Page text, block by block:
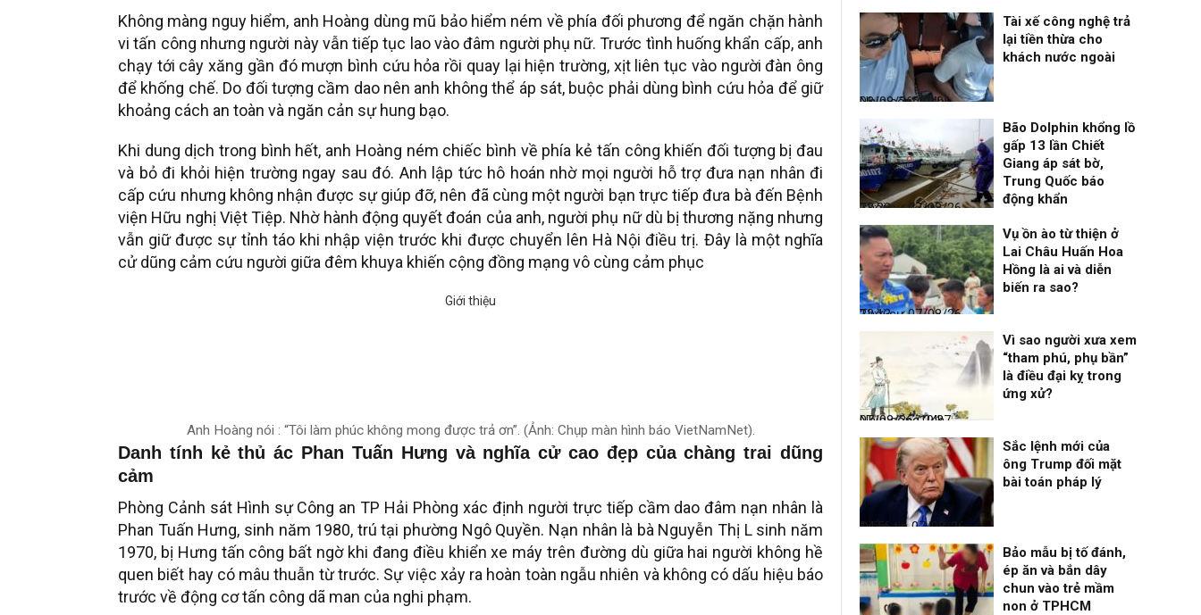
Không màng nguy hiểm, anh Hoàng dùng mũ bảo hiểm ném về phía đối phương để ngăn chặn hành
vi tấn công nhưng người này vẫn tiếp tục lao vào đâm người phụ nữ. Trước tình huống khẩn cấp, anh
chạy tới cây xăng gần đó mượn bình cứu hỏa rồi quay lại hiện trường, xịt liên tục vào người đàn ông
để khống chế. Do đối tượng cầm dao nên anh không thể áp sát, buộc phải dùng bình cứu hỏa để giữ
khoảng cách an toàn và ngăn cản sự hung bạo.
Khi dung dịch trong bình hết, anh Hoàng ném chiếc bình về phía kẻ tấn công khiến đối tượng bị đau
và bỏ đi khỏi hiện trường ngay sau đó. Anh lập tức hô hoán nhờ mọi người hỗ trợ đưa nạn nhân đi
cấp cứu nhưng không nhận được sự giúp đỡ, nên đã cùng một người bạn trực tiếp đưa bà đến Bệnh
viện Hữu nghị Việt Tiệp. Nhờ hành động quyết đoán của anh, người phụ nữ dù bị thương nặng nhưng
vẫn giữ được sự tỉnh táo khi nhập viện trước khi được chuyển lên Hà Nội điều trị. Đây là một nghĩa
cử dũng cảm cứu người giữa đêm khuya khiến cộng đồng mạng vô cùng cảm phục
Anh Hoàng nói : “Tôi làm phúc không mong được trả ơn”. (Ảnh: Chụp màn hình báo VietNamNet).
Danh tính kẻ thủ ác Phan Tuấn Hưng và nghĩa cử cao đẹp của chàng trai dũng
cảm
Phòng Cảnh sát Hình sự Công an TP Hải Phòng xác định người trực tiếp cầm dao đâm nạn nhân là
Phan Tuấn Hưng, sinh năm 1980, trú tại phường Ngô Quyền. Nạn nhân là bà Nguyễn Thị L sinh năm
1970, bị Hưng tấn công bất ngờ khi đang điều khiển xe máy trên đường dù giữa hai người không hề
quen biết hay có mâu thuẫn từ trước. Sự việc xảy ra hoàn toàn ngẫu nhiên và không có dấu hiệu báo
trước về động cơ tấn công dã man của nghi phạm.
Nhịp sống 24h
08/08/26, 09:06
Tài xế công nghệ trả
lại tiền thừa cho
khách nước ngoài
Thời sự
07/08/26, 23:28
Bão Dolphin khổng lồ
gấp 13 lần Chiết
Giang áp sát bờ,
Trung Quốc báo
động khẩn
Thời sự
07/08/26, 22:13
Vụ ồn ào từ thiện ở
Lai Châu Huấn Hoa
Hồng là ai và diễn
biến ra sao?
Nhịp sống 24h
07/08/26, 19:37
Vì sao người xưa xem
“tham phú, phụ bần”
là điều đại kỵ trong
ứng xử?
Điểm tin
07/08/26, 14:56
Sắc lệnh mới của
ông Trump đối mặt
bài toán pháp lý
Bảo mẫu bị tố đánh,
ép ăn và bắn dây
chun vào trẻ mầm
non ở TPHCM